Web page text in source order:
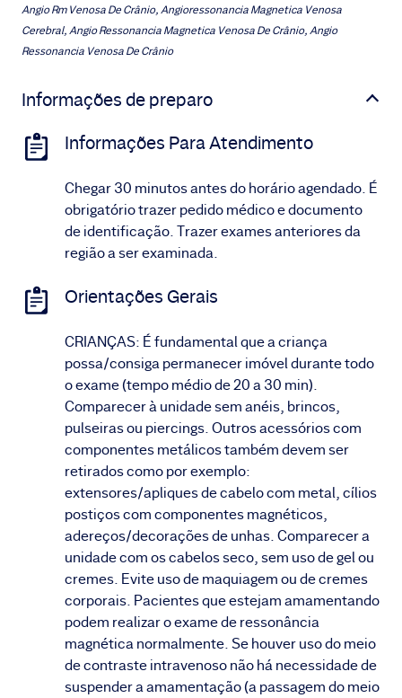
Angio Rm Venosa De Crânio, Angioressonancia Magnetica Venosa
Cerebral, Angio Ressonancia Magnetica Venosa De Crânio, Angio
Ressonancia Venosa De Crânio
Informações de preparo
Informações Para Atendimento
Chegar 30 minutos antes do horário agendado. É
obrigatório trazer pedido médico e documento
de identificação. Trazer exames anteriores da
região a ser examinada.
Orientações Gerais
CRIANÇAS: É fundamental que a criança
possa/consiga permanecer imóvel durante todo
o exame (tempo médio de 20 a 30 min).
Comparecer à unidade sem anéis, brincos,
pulseiras ou piercings. Outros acessórios com
componentes metálicos também devem ser
retirados como por exemplo:
extensores/apliques de cabelo com metal, cílios
postiços com componentes magnéticos,
adereços/decorações de unhas. Comparecer a
unidade com os cabelos seco, sem uso de gel ou
cremes. Evite uso de maquiagem ou de cremes
corporais. Pacientes que estejam amamentando
podem realizar o exame de ressonância
magnética normalmente. Se houver uso do meio
de contraste intravenoso não há necessidade de
suspender a amamentação (a passagem do meio